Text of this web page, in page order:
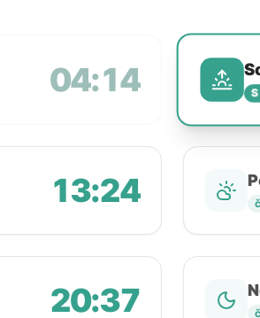
04:14
13:24
20:37